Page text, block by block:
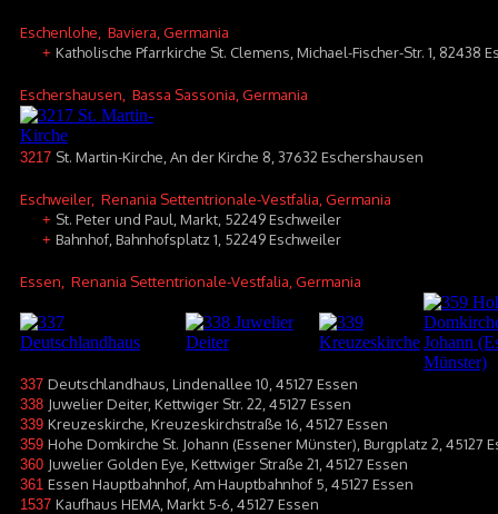
Eschenlohe , Baviera, Germania
+ Katholische Pfarrkirche St. Clemens, Michael-Fischer-Str. 1, 82438
Eschershausen , Bassa Sassonia, Germania
3217 St. Martin-Kirche, An der Kirche 8, 37632 Eschershausen
Eschweiler, Renania Settentrionale-Vestfalia, Germania
+ St. Peter und Paul, Markt, 52249 Eschweiler
+ Bahnhof, Bahnhofsplatz 1, 52249 Eschweiler
Essen , Renania Settentrionale-Vestfalia, Germania
337 Deutschlandhaus, Lindenallee 10, 45127 Essen
338 Juwelier Deiter, Kettwiger Str. 22, 45127 Essen
339 Kreuzeskirche, Kreuzeskirchstraße 16, 45127 Essen
359 Hohe Domkirche St. Johann (Essener Münster), Burgplatz 2, 45127
360 Juwelier Golden Eye, Kettwiger Straße 21, 45127 Essen
361 Essen Hauptbahnhof, Am Hauptbahnhof 5, 45127 Essen
1537 Kaufhaus HEMA, Markt 5-6, 45127 Essen